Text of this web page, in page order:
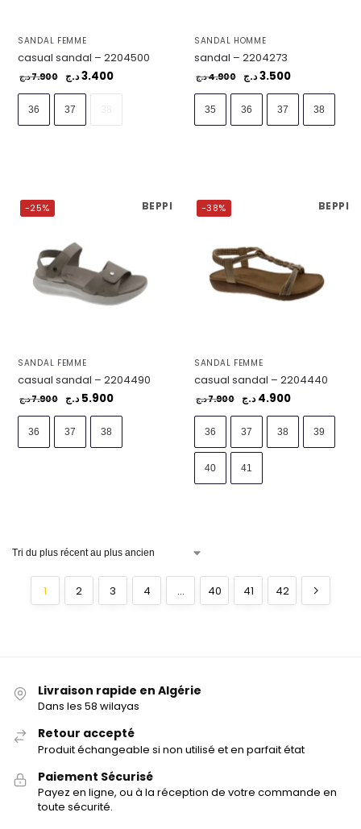
SANDAL FEMME
casual sandal – 2204500
7.900د.ج 3.400د.ج
36 37
SANDAL HOMME
sandal – 2204273
4.900د.ج 3.500د.ج
35 36 37 38
-25% BEPPI
SANDAL FEMME
casual sandal – 2204490
7.900د.ج 5.900 د.ج
36 37 38
-38% BEPPI
SANDAL FEMME
casual sandal – 2204440
7.900د.ج 4.900 د.ج
36 37 38 39
40 41
1 2 3 4 … 40 41 42
Livraison rapide en Algérie
Dans les 58 wilayas
Retour accepté
Produit échangeable si non utilisé et en parfait état
Paiement Sécurisé
Payez en ligne, ou à la réception de votre commande en
toute sécurité.